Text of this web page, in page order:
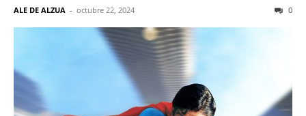
ALE DE ALZUA - octubre 22, 2024 0